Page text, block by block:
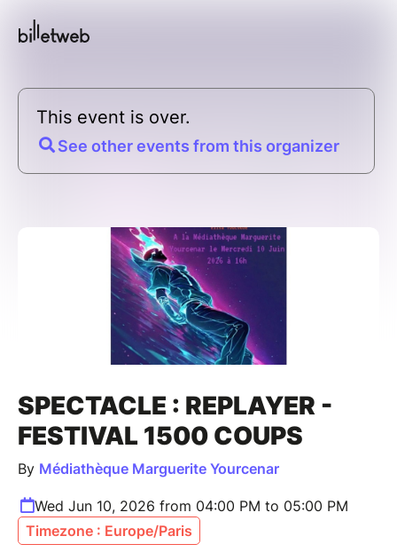
This event is over.
See other events from this organizer
SPECTACLE : REPLAYER -
FESTIVAL 1500 COUPS
By Médiathèque Marguerite Yourcenar
Wed Jun 10, 2026 from 04:00 PM to 05:00 PM
Timezone : Europe/Paris